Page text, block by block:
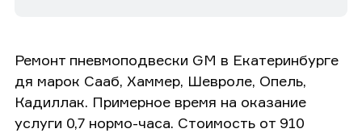
Ремонт пневмоподвески GM в Екатеринбурге
дя марок Сааб, Хаммер, Шевроле, Опель,
Кадиллак. Примерное время на оказание
услуги 0,7 нормо-часа. Стоимость от 910